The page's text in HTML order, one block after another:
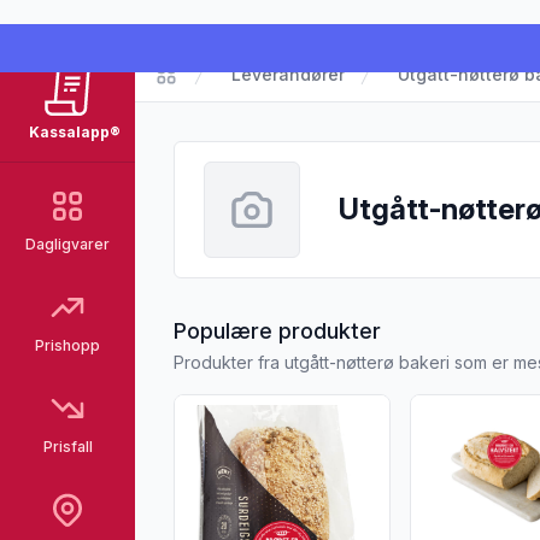
Kassalapp®
Dagligvarer
Prishopp
Prisfall
Kassalapp
Leverandører Utgått-nøtterø
Utgått-
Populære produkterfra Utgått-
Produkter fra utgått-nøtterø bakeri som er
Vis flere detaljer for produktet